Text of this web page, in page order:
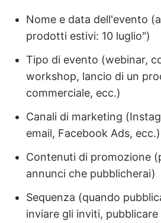
Nome e data dell'evento
prodotti estivi: 10 luglio")
Tipo di evento (webinar,
workshop, lancio di un
commerciale, ecc.)
Canali di marketing
email, Facebook Ads, ecc.)
Contenuti di promozione
annunci che pubblicherai)
Sequenza (quando
inviare gli inviti,